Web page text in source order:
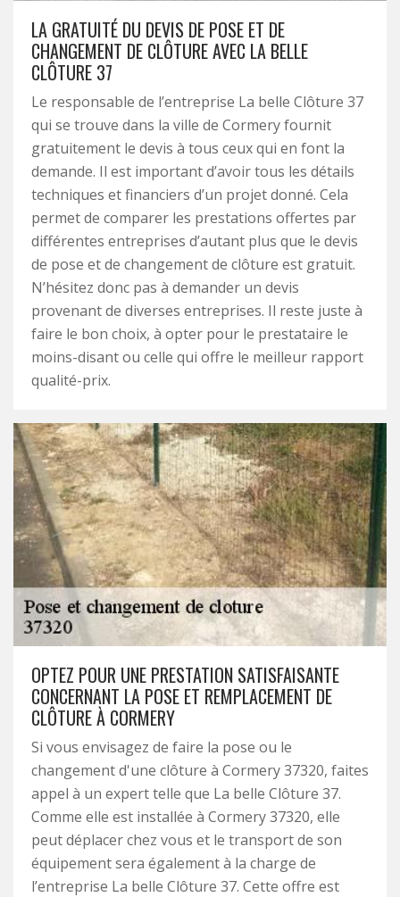
LA GRATUITÉ DU DEVIS DE POSE ET DE
CHANGEMENT DE CLÔTURE AVEC LA BELLE
CLÔTURE 37
Le responsable de l’entreprise La belle Clôture 37
qui se trouve dans la ville de Cormery fournit
gratuitement le devis à tous ceux qui en font la
demande. Il est important d’avoir tous les détails
techniques et financiers d’un projet donné. Cela
permet de comparer les prestations offertes par
différentes entreprises d’autant plus que le devis
de pose et de changement de clôture est gratuit.
N’hésitez donc pas à demander un devis
provenant de diverses entreprises. Il reste juste à
faire le bon choix, à opter pour le prestataire le
moins-disant ou celle qui offre le meilleur rapport
qualité-prix.
OPTEZ POUR UNE PRESTATION SATISFAISANTE
CONCERNANT LA POSE ET REMPLACEMENT DE
CLÔTURE À CORMERY
Si vous envisagez de faire la pose ou le
changement d'une clôture à Cormery 37320, faites
appel à un expert telle que La belle Clôture 37.
Comme elle est installée à Cormery 37320, elle
peut déplacer chez vous et le transport de son
équipement sera également à la charge de
l’entreprise La belle Clôture 37. Cette offre est